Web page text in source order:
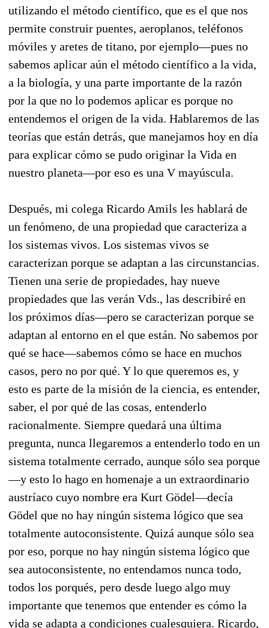
utilizando el método científico, que es el que nos
permite construir puentes, aeroplanos, teléfonos
móviles y aretes de titano, por ejemplo—pues no
sabemos aplicar aún el método científico a la vida,
a la biología, y una parte importante de la razón
por la que no lo podemos aplicar es porque no
entendemos el origen de la vida. Hablaremos de las
teorías que están detrás, que manejamos hoy en día
para explicar cómo se pudo originar la Vida en
nuestro planeta—por eso es una V mayúscula.
Después, mi colega Ricardo Amils les hablará de
un fenómeno, de una propiedad que caracteriza a
los sistemas vivos. Los sistemas vivos se
caracterizan porque se adaptan a las circunstancias.
Tienen una serie de propiedades, hay nueve
propiedades que las verán Vds., las describiré en
los próximos días—pero se caracterizan porque se
adaptan al entorno en el que están. No sabemos por
qué se hace—sabemos cómo se hace en muchos
casos, pero no por qué. Y lo que queremos es, y
esto es parte de la misión de la ciencia, es entender,
saber, el por qué de las cosas, entenderlo
racionalmente. Siempre quedará una última
pregunta, nunca llegaremos a entenderlo todo en un
sistema totalmente cerrado, aunque sólo sea porque
—y esto lo hago en homenaje a un extraordinario
austríaco cuyo nombre era Kurt Gödel—decía
Gödel que no hay ningún sistema lógico que sea
totalmente autoconsistente. Quizá aunque sólo sea
por eso, porque no hay ningún sistema lógico que
sea autoconsistente, no entendamos nunca todo,
todos los porqués, pero desde luego algo muy
importante que tenemos que entender es cómo la
vida se adapta a condiciones cualesquiera. Ricardo,